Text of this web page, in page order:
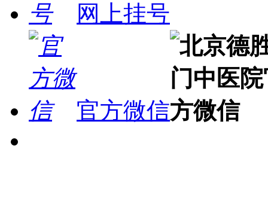
网上挂号
官方微信